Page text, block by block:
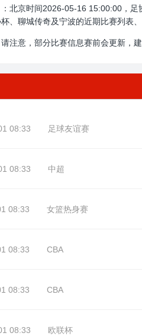
：北京时间2026-05-16 15:00:00，
、聊城传奇及宁波的近期比赛列表
请注意，部分比赛信息赛前会更新，
08:33 足球友谊赛
08:33 中超
08:33 女篮热身赛
08:33 CBA
08:33 CBA
08:33 欧联杯